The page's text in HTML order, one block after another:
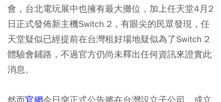
會，台北電玩展中也擁有最大攤位，加上任天堂4月2
日正式發佈新主機Switch 2，有眼尖的民眾發現，任
天堂疑似已經提前在台灣租好場地疑似為了Switch 2
體驗會鋪路，不過官方仍尚未釋出任何資訊來證實此
消息。
然而官網今日突正式公告將在台灣設立子公司、成立